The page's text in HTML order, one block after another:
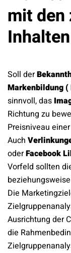
mit den
Soll der
Markenbildung (
sinnvoll, das
Richtung zu
Preisniveau
Auch
oderFacebook
Vorfeld sollten
Die
Ausrichtung der
die